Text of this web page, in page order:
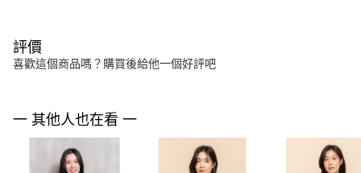
評價
喜歡這個商品嗎？購買後給他一個好評吧
一 其他人也在看 一